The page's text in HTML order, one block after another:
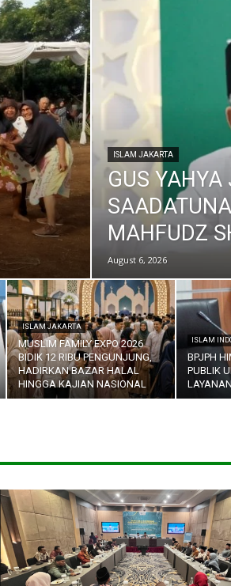
ISLAM JAKARTA
GUS
MAHFUDZ
August 6, 2026
ISLAM JAKARTA
MUSLIM FAMILY EXPO 2026
BIDIK 12 RIBU PENGUNJUNG,
HADIRKAN BAZAR HALAL
HINGGA KAJIAN NASIONAL
ISLAM
BPJPH
PUBLIK